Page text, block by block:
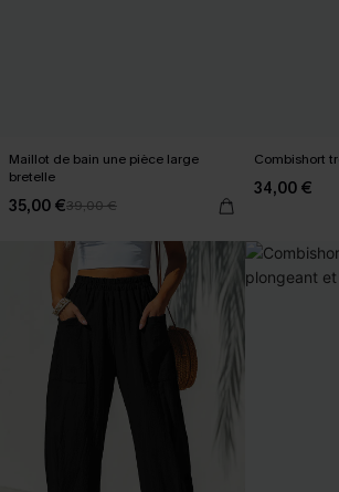
Maillot de bain une pièce large
bretelle
35,00 €39,00 €
Combishort
34,00 €